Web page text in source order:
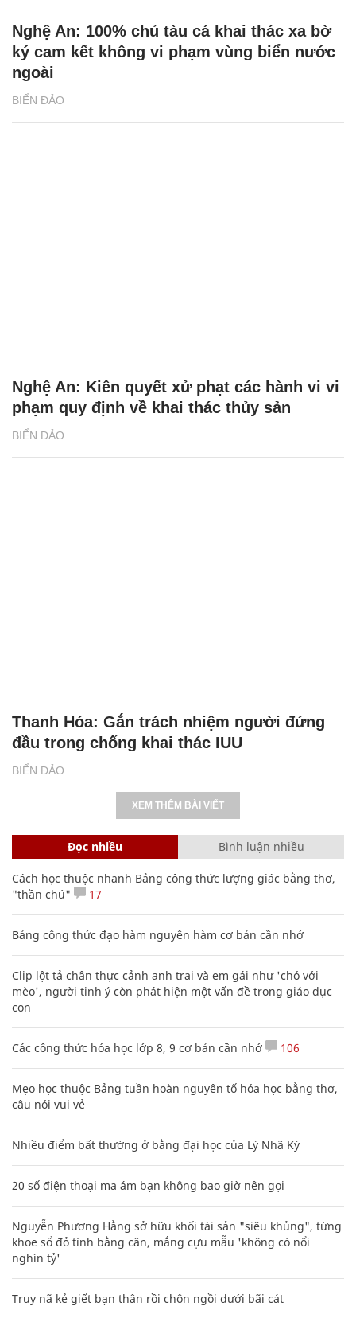
BIỂN ĐẢO
Nghệ An: 100% chủ tàu cá khai thác xa bờ
ký cam kết không vi phạm vùng biển nước
ngoài
BIỂN ĐẢO
Nghệ An: Kiên quyết xử phạt các hành vi vi
phạm quy định về khai thác thủy sản
BIỂN ĐẢO
Thanh Hóa: Gắn trách nhiệm người đứng
đầu trong chống khai thác IUU
XEM THÊM BÀI VIẾT
Đọc nhiều Bình luận nhiều
Cách học thuộc nhanh Bảng công thức lượng giác bằng thơ,
"thần chú"
17
Bảng công thức đạo hàm nguyên hàm cơ bản cần nhớ
Clip lột tả chân thực cảnh anh trai và em gái như 'chó với
mèo', người tinh ý còn phát hiện một vấn đề trong giáo dục
con
Các công thức hóa học lớp 8, 9 cơ bản cần nhớ 106
Mẹo học thuộc Bảng tuần hoàn nguyên tố hóa học bằng thơ,
câu nói vui vẻ
Nhiều điểm bất thường ở bằng đại học của Lý Nhã Kỳ
20 số điện thoại ma ám bạn không bao giờ nên gọi
Nguyễn Phương Hằng sở hữu khối tài sản "siêu khủng", từng
khoe sổ đỏ tính bằng cân, mắng cựu mẫu 'không có nổi
nghìn tỷ'
Truy nã kẻ giết bạn thân rồi chôn ngồi dưới bãi cát